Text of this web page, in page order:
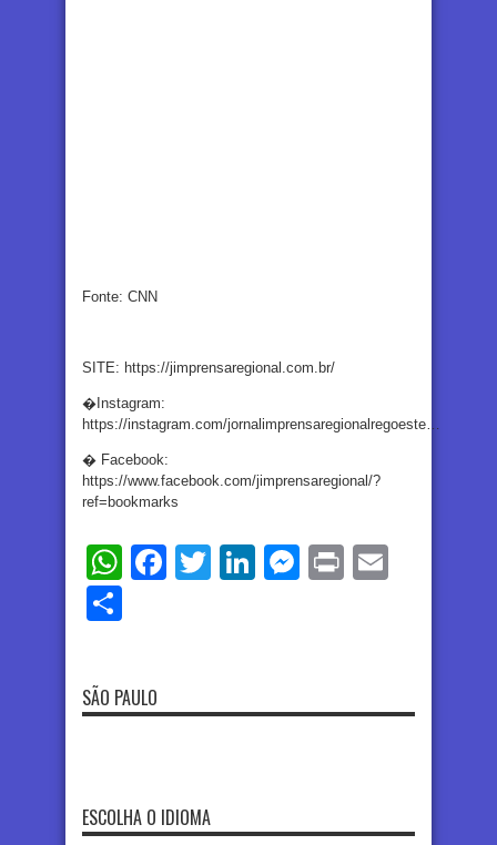
Fonte: CNN
SITE: https://jimprensaregional.com.br/
�Instagram:
https://instagram.com/jornalimprensaregionalregoeste…
� Facebook:
https://www.facebook.com/jimprensaregional/?
ref=bookmarks
WhatsApp
Facebook
TwitterLinkedIn
Messenger
Print
SÃO PAULO
ESCOLHA O IDIOMA